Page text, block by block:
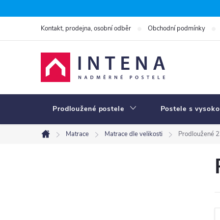
na
Kontakt, prodejna, osobní odběr Obchodní podmínky
Prodloužené postele Postele s
Domů
Matrace Matrace dle velikosti Prodloužené